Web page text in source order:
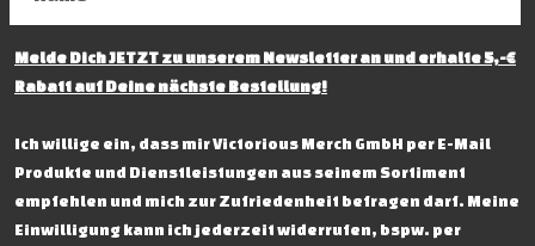
Melde Dich JETZT zu unserem Newsletter an und erhalte 5,-€
Rabatt auf Deine nächste Bestellung!
Ich willige ein, dass mir Victorious Merch GmbH per E-Mail
Produkte und Dienstleistungen aus seinem Sortiment
empfehlen und mich zur Zufriedenheit befragen darf. Meine
Einwilligung kann ich jederzeit widerrufen, bspw. per